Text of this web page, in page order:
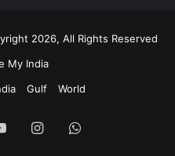
2026, All Rights Reserved
My India
Gulf World
YouTubeInstagramWhatsApp